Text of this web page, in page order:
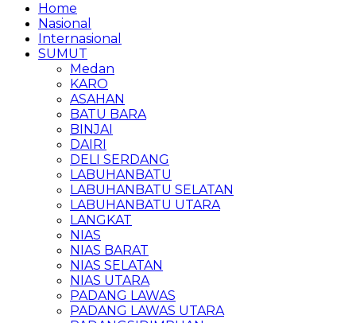
Home
Nasional
Internasional
SUMUT
Medan
KARO
ASAHAN
BATU BARA
BINJAI
DAIRI
DELI SERDANG
LABUHANBATU
LABUHANBATU SELATAN
LABUHANBATU UTARA
LANGKAT
NIAS
NIAS BARAT
NIAS SELATAN
NIAS UTARA
PADANG LAWAS
PADANG LAWAS UTARA